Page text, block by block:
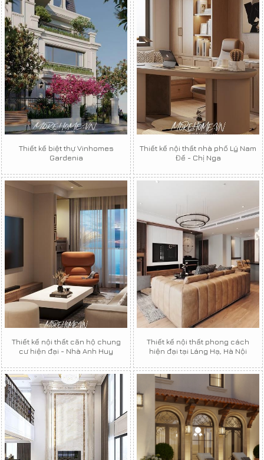
Thiết kế biệt thự Vinhomes
Gardenia
Thiết kế nội thất nhà phố Lý Nam
Đế - Chị Nga
Thiết kế nội thất căn hộ chung
cư hiện đại - Nhà Anh Huy
Thiết kế nội thất phong cách
hiện đại tại Láng Hạ, Hà Nội